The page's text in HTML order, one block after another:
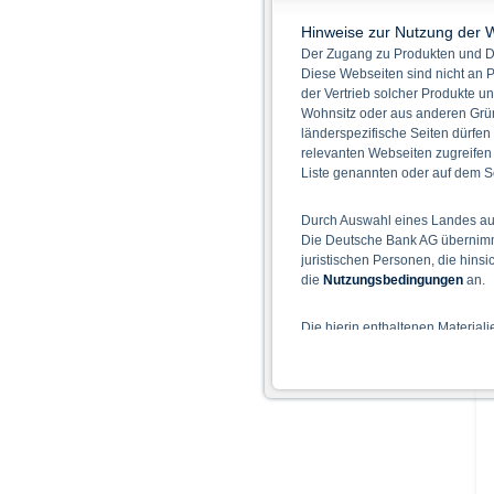
Hinweise zur Nutzung der
Der Zugang zu Produkten und
Diese Webseiten sind nicht an
der Vertrieb solcher Produkte
Wohnsitz oder aus anderen
länderspezifische Seiten
relevanten Webseiten
Liste genannten oder auf dem
Durch Auswahl eines Landes
Die Deutsche Bank AG
juristischen Personen, die
die Nutzungsbedingungen an.
Die hierin enthaltenen
Der Zugang zu auf diesen
Hinweise für die Nutzung
Die auf der X-markets
einschließlich der Risiken sind
Bedingungen) zu entnehmen.